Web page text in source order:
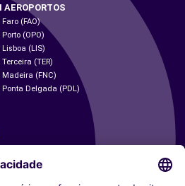
AEROPORTOS
(FAO)
(OPO)
(LIS)
(TER)
(FNC)
Delgada (PDL)